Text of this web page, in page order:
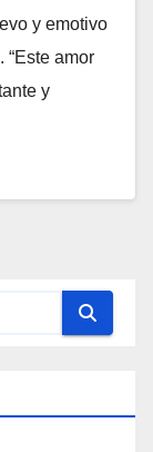
y emotivo
“Este amor
y